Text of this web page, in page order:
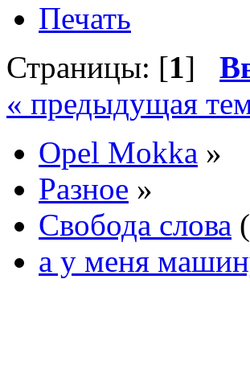
Печать
Страницы: [1]
« предыдущая
Opel Mokka »
Разное »
Свобода слова
а у меня